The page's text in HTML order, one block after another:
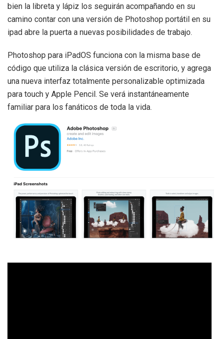
bien la libreta y lápiz los seguirán acompañando en su
camino contar con una versión de Photoshop portátil en su
ipad abre la puerta a nuevas posibilidades de trabajo.
Photoshop para iPadOS funciona con la misma base de
código que utiliza la clásica versión de escritorio, y agrega
una nueva interfaz totalmente personalizable optimizada
para touch y Apple Pencil. Se verá instantáneamente
familiar para los fanáticos de toda la vida.